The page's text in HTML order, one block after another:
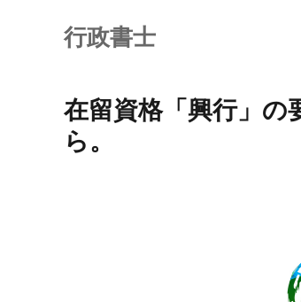
行政書士
在留資格「興行」の
ら。